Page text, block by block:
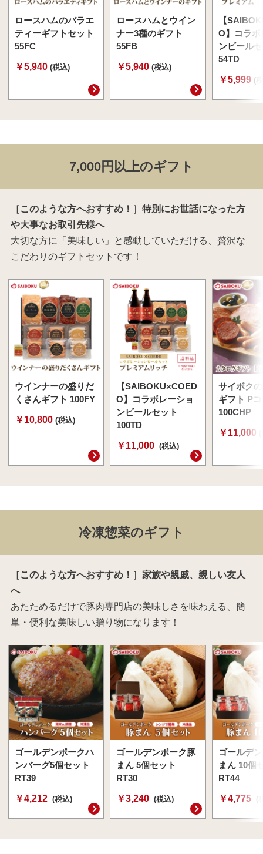
ロースハムのバラエ
ティーギフトセット
55FC
￥5,940 (税込)
ロースハムとウイン
ナー3種のギフト
55FB
￥5,940 (税込)
【
O】コラボ
ンビール
54TD
￥5,999 (
7,000円以上のギフト
［このような方へおすすめ！］特別にお世話になった方
や大事なお取引先様へ
大切な方に「美味しい」と感動していただける、贅沢な
こだわりのギフトセットです！
ウインナーの盛りだ
くさんギフト 100FY
￥10,800 (税込)
【SAIBOKU×COED
O】コラボレーショ
ンビールセット
100TD
￥11,000 (税込)
サイボク
ギフト P
100CHP
￥11,000
冷凍惣菜のギフト
［このような方へおすすめ！］家族や親戚、親しい友人
へ
あたためるだけで豚肉専門店の美味しさを味わえる、簡
単・便利な美味しい贈り物になります！
ゴールデンポークハ
ンバーグ5個セット
RT39
￥4,212 (税込)
ゴールデンポーク豚
まん 5個セット
RT30
￥3,240 (税込)
ゴールデ
まん 10個
RT44
￥4,775